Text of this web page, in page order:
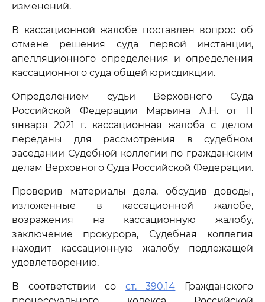
изменений.
В кассационной жалобе поставлен вопрос об
отмене решения суда первой инстанции,
апелляционного определения и определения
кассационного суда общей юрисдикции.
Определением судьи Верховного Суда
Российской Федерации Марьина А.Н. от 11
января 2021 г. кассационная жалоба с делом
переданы для рассмотрения в судебном
заседании Судебной коллегии по гражданским
делам Верховного Суда Российской Федерации.
Проверив материалы дела, обсудив доводы,
изложенные в кассационной жалобе,
возражения на кассационную жалобу,
заключение прокурора, Судебная коллегия
находит кассационную жалобу подлежащей
удовлетворению.
В соответствии со ст. 390.14 Гражданского